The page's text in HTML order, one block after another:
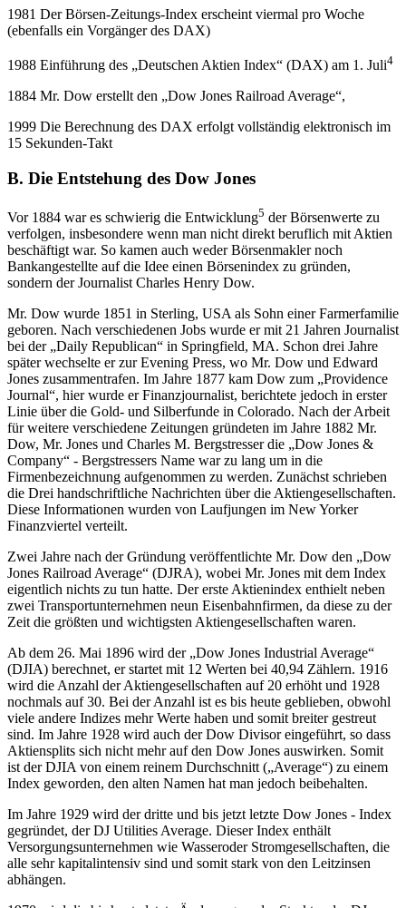
1981 Der Börsen-Zeitungs-Index erscheint viermal pro Woche
(ebenfalls ein Vorgänger des DAX)
1988 Einführung des „Deutschen Aktien Index“ (DAX) am 1. Juli4
1884 Mr. Dow erstellt den „Dow Jones Railroad Average“,
1999 Die Berechnung des DAX erfolgt vollständig elektronisch im
15 Sekunden-Takt
B. Die Entstehung des Dow Jones
Vor 1884 war es schwierig die Entwicklung5 der Börsenwerte zu
verfolgen, insbesondere wenn man nicht direkt beruflich mit Aktien
beschäftigt war. So kamen auch weder Börsenmakler noch
Bankangestellte auf die Idee einen Börsenindex zu gründen,
sondern der Journalist Charles Henry Dow.
Mr. Dow wurde 1851 in Sterling, USA als Sohn einer Farmerfamilie
geboren. Nach verschiedenen Jobs wurde er mit 21 Jahren Journalist
bei der „Daily Republican“ in Springfield, MA. Schon drei Jahre
später wechselte er zur Evening Press, wo Mr. Dow und Edward
Jones zusammentrafen. Im Jahre 1877 kam Dow zum „Providence
Journal“, hier wurde er Finanzjournalist, berichtete jedoch in erster
Linie über die Gold- und Silberfunde in Colorado. Nach der Arbeit
für weitere verschiedene Zeitungen gründeten im Jahre 1882 Mr.
Dow, Mr. Jones und Charles M. Bergstresser die „Dow Jones &
Company“ - Bergstressers Name war zu lang um in die
Firmenbezeichnung aufgenommen zu werden. Zunächst schrieben
die Drei handschriftliche Nachrichten über die Aktiengesellschaften.
Diese Informationen wurden von Laufjungen im New Yorker
Finanzviertel verteilt.
Zwei Jahre nach der Gründung veröffentlichte Mr. Dow den „Dow
Jones Railroad Average“ (DJRA), wobei Mr. Jones mit dem Index
eigentlich nichts zu tun hatte. Der erste Aktienindex enthielt neben
zwei Transportunternehmen neun Eisenbahnfirmen, da diese zu der
Zeit die größten und wichtigsten Aktiengesellschaften waren.
Ab dem 26. Mai 1896 wird der „Dow Jones Industrial Average“
(DJIA) berechnet, er startet mit 12 Werten bei 40,94 Zählern. 1916
wird die Anzahl der Aktiengesellschaften auf 20 erhöht und 1928
nochmals auf 30. Bei der Anzahl ist es bis heute geblieben, obwohl
viele andere Indizes mehr Werte haben und somit breiter gestreut
sind. Im Jahre 1928 wird auch der Dow Divisor eingeführt, so dass
Aktiensplits sich nicht mehr auf den Dow Jones auswirken. Somit
ist der DJIA von einem reinem Durchschnitt („Average“) zu einem
Index geworden, den alten Namen hat man jedoch beibehalten.
Im Jahre 1929 wird der dritte und bis jetzt letzte Dow Jones - Index
gegründet, der DJ Utilities Average. Dieser Index enthält
Versorgungsunternehmen wie Wasseroder Stromgesellschaften, die
alle sehr kapitalintensiv sind und somit stark von den Leitzinsen
abhängen.